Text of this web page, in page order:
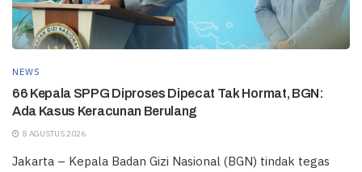
NEWS
66 Kepala SPPG Diproses Dipecat Tak Hormat, BGN:
Ada Kasus Keracunan Berulang
8 AGUSTUS 2026
Jakarta – Kepala Badan Gizi Nasional (BGN) tindak tegas